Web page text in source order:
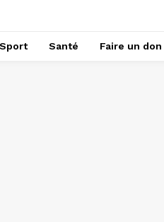
Sport Santé Faire un don